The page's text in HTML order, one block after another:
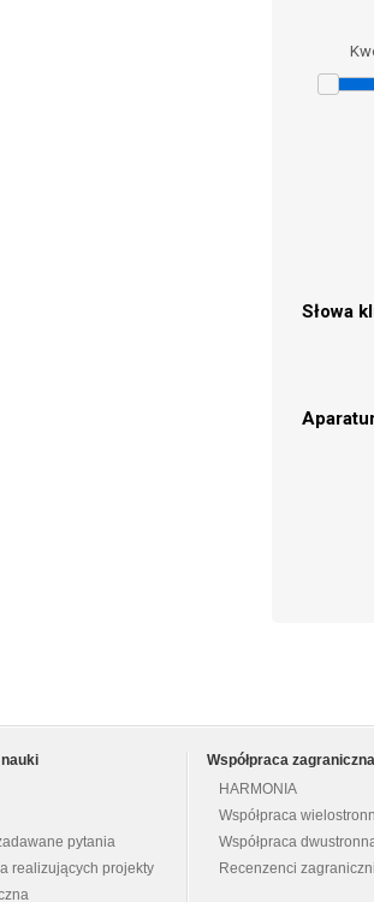
Słowa
nauki
pytania
realizujących projekty
Współpraca zagraniczna
HARMONIA
Współpraca
Współpraca
Recenzenci zagraniczni